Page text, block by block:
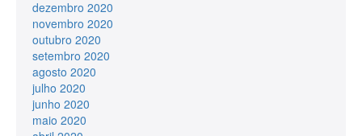
dezembro 2020
novembro 2020
outubro 2020
setembro 2020
agosto 2020
julho 2020
junho 2020
maio 2020